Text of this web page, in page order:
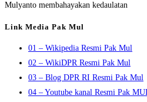
Mulyanto membahayakan kedaulatan
Link Media Pak Mul
01 – Wikipedia Resmi Pak Mul
02 – WikiDPR Resmi Pak Mul
03 – Blog DPR RI Resmi Pak Mul
04 – Youtube kanal Resmi Pak